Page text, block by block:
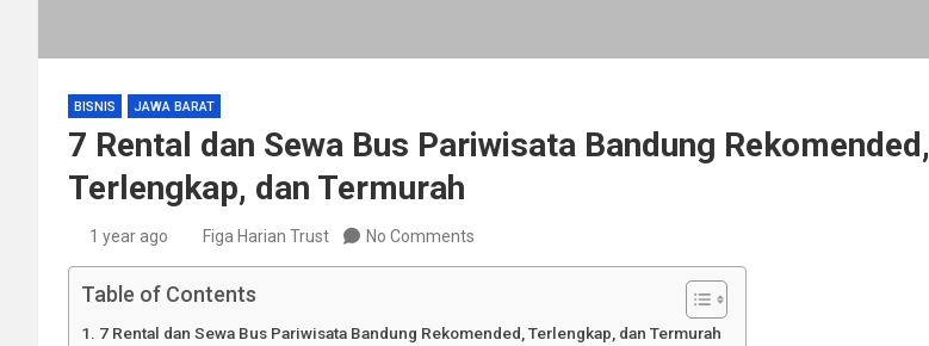
BISNIS JAWA BARAT
7 Rental dan Sewa Bus Pariwisata Bandung Rekomended,
Terlengkap, dan Termurah
1 year ago Figa Harian Trust No Comments
Table of Contents
7 Rental dan Sewa Bus Pariwisata Bandung Rekomended, Terlengkap, dan Termurah